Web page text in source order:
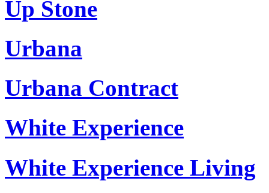
Up Stone
Urbana
Urbana Contract
White Experience
White Experience Living